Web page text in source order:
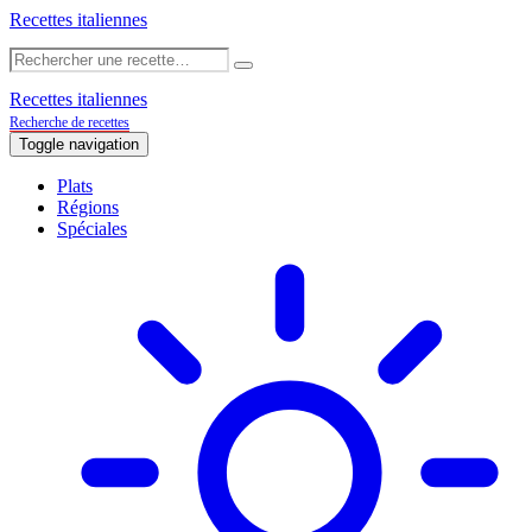
Recettes italiennes
Recettes italiennes
Recherche de recettes
Toggle navigation
Plats
Régions
Spéciales